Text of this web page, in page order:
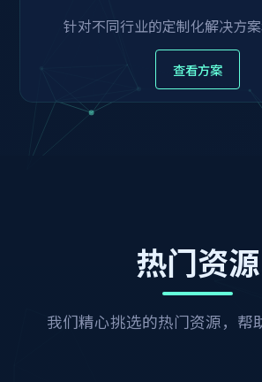
针对不同行业的定制化解决方
查看方案
热门资源
我们精心挑选的热门资源，帮